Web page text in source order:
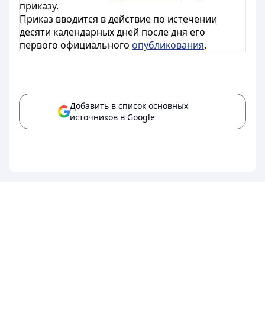
приказу.
Приказ вводится в действие по истечении
десяти календарных дней после дня его
первого официального опубликования.
Добавить в список основных
источников в Google